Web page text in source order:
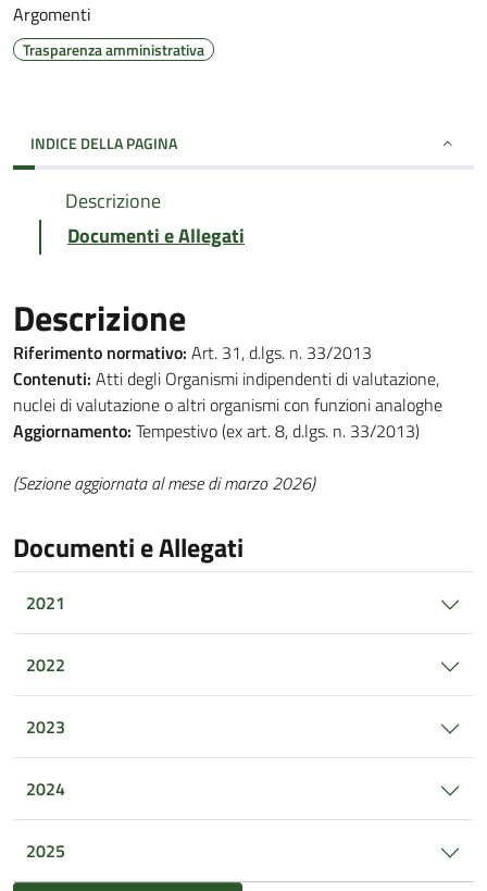
Argomenti
Trasparenza amministrativa
INDICE DELLA PAGINA
Descrizione
Documenti e Allegati
Descrizione
Riferimento normativo: Art. 31, d.lgs. n. 33/2013
Contenuti: Atti degli Organismi indipendenti di valutazione,
nuclei di valutazione o altri organismi con funzioni analoghe
Aggiornamento: Tempestivo (ex art. 8, d.lgs. n. 33/2013)
(Sezione aggiornata al mese di marzo 2026)
Documenti e Allegati
2021
2022
2023
2024
2025